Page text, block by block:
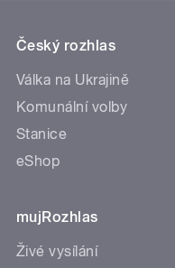
Český rozhlas
Válka na Ukrajině
Komunální volby
Stanice
eShop
mujRozhlas
Živé vysílání